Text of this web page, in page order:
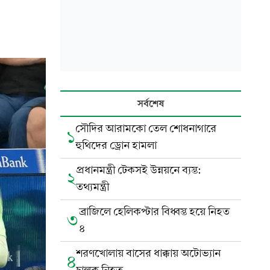
সর্বশেষ
১সৌদির আরামকো তেল শোধনাগারে
হুথিদের ড্রোন হামলা
২প্রধানমন্ত্রী টেকসই উন্নয়নে ব্যস্ত:
তথ্যমন্ত্রী
৩ব্রাজিলে হেলিকপ্টার বিধ্বস্ত হয়ে নিহত
৪
৪শরণখোলায় বাসের ধাক্কায় অটোভ্যান